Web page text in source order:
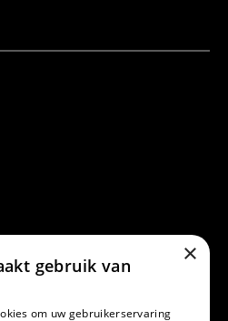
×
gebruik van
om uw gebruikerservaring